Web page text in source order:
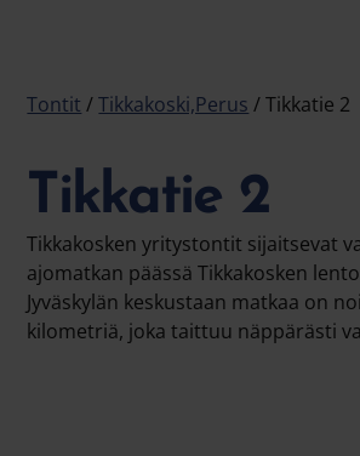
Tontit /Tikkakoski,perus / Tikkatie 2
Tikkatie 2
Tikkakosken yritystontit sijaitsevat
ajomatkan päässä Tikkakosken
Jyväskylän keskustaan matkaa on
kilometriä, joka taittuu näppärästi